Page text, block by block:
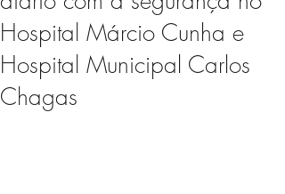
Expo Usipa começa nesta
quarta-feira (8) e reafirma
protagonismo como a maior
Hospital Márcio Cunha e
Hospital Municipal Carlos
Chagas